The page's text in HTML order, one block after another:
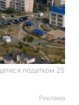
податком 25
Реклама